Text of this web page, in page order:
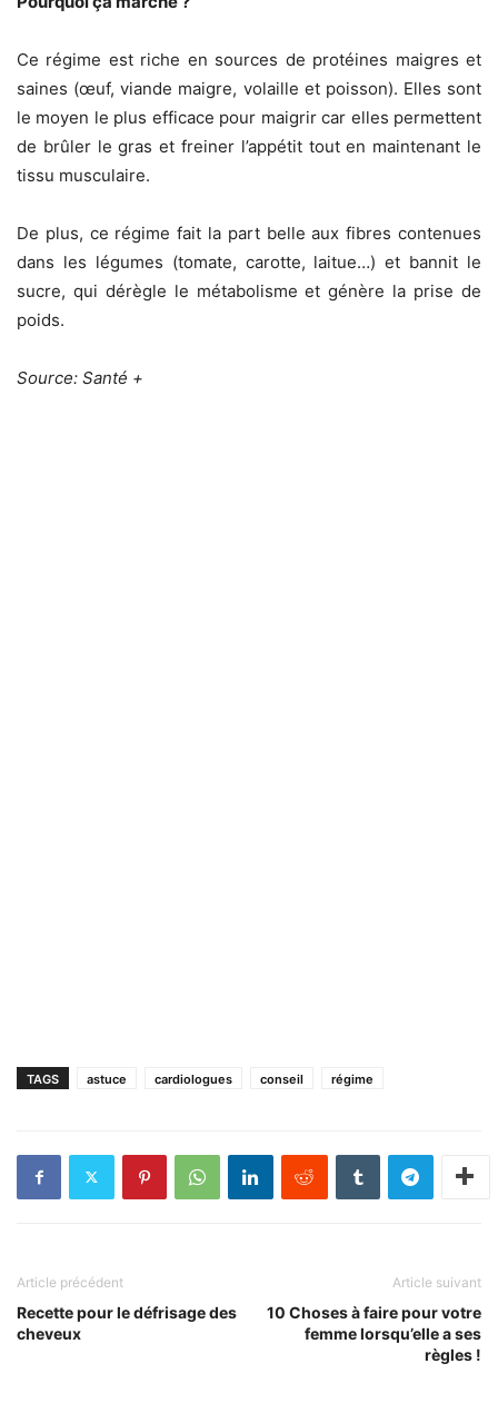
Ce régime est riche en sources de protéines maigres et
saines (œuf, viande maigre, volaille et poisson). Elles sont
le moyen le plus efficace pour maigrir car elles permettent
de brûler le gras et freiner l’appétit tout en maintenant le
tissu musculaire.
De plus, ce régime fait la part belle aux fibres contenues
dans les légumes (tomate, carotte, laitue…) et bannit le
sucre, qui dérègle le métabolisme et génère la prise de
poids.
Source: Santé +
TAGS astuce cardiologues conseil régime
Article précédent
Recette pour le défrisage des
cheveux
Article suivant
10 Choses à faire pour votre
femme lorsqu’elle a ses
règles !